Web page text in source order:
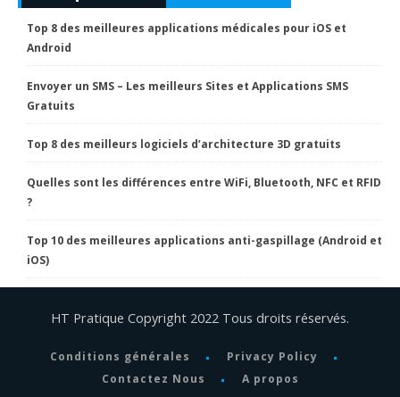
Top 8 des meilleures applications médicales pour iOS et
Android
Envoyer un SMS – Les meilleurs Sites et Applications SMS
Gratuits
Top 8 des meilleurs logiciels d’architecture 3D gratuits
Quelles sont les différences entre WiFi, Bluetooth, NFC et RFID
?
Top 10 des meilleures applications anti-gaspillage (Android et
iOS)
HT Pratique Copyright 2022 Tous droits réservés.
Conditions générales
Privacy Policy
Contactez Nous
A propos